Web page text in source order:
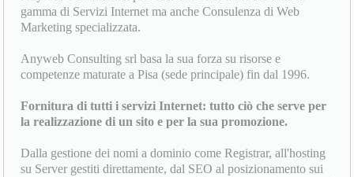
gamma di Servizi Internet ma anche Consulenza di Web
Marketing specializzata.
Anyweb Consulting srl basa la sua forza su risorse e
competenze maturate a Pisa (sede principale) fin dal 1996.
Fornitura di tutti i servizi Internet: tutto ciò che serve per
la realizzazione di un sito e per la sua promozione.
Dalla gestione dei nomi a dominio come Registrar, all'hosting
su Server gestiti direttamente, dal SEO al posizionamento sui